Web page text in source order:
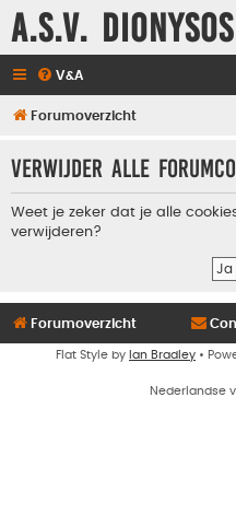
A.S.V.
V&A
Forumoverzicht
Verwijder alle
Weet je zeker dat je alle
verwijderen?
Forumoverzicht
Flat Style by Ian Bradley •
Nederlandse